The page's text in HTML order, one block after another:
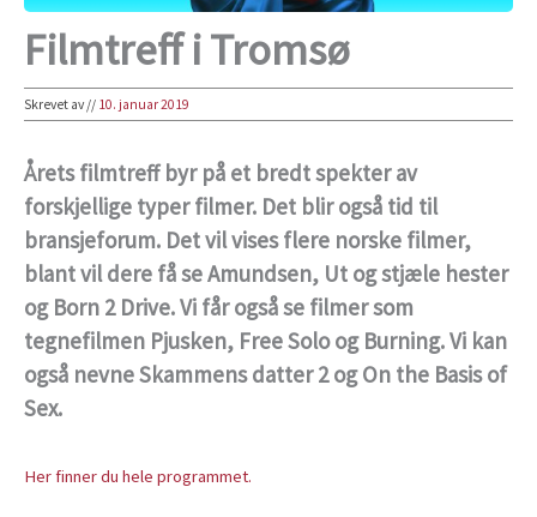
Filmtreff i Tromsø
Skrevet av// 10. januar 2019
Årets filmtreff byr på et bredt spekter av
forskjellige typer filmer. Det blir også tid til
bransjeforum. Det vil vises flere norske filmer,
blant vil dere få se Amundsen, Ut og stjæle hester
og Born 2 Drive. Vi får også se filmer som
tegnefilmen Pjusken, Free Solo og Burning. Vi kan
også nevne Skammens datter 2 og On the Basis of
Sex.
Her finner du hele programmet.